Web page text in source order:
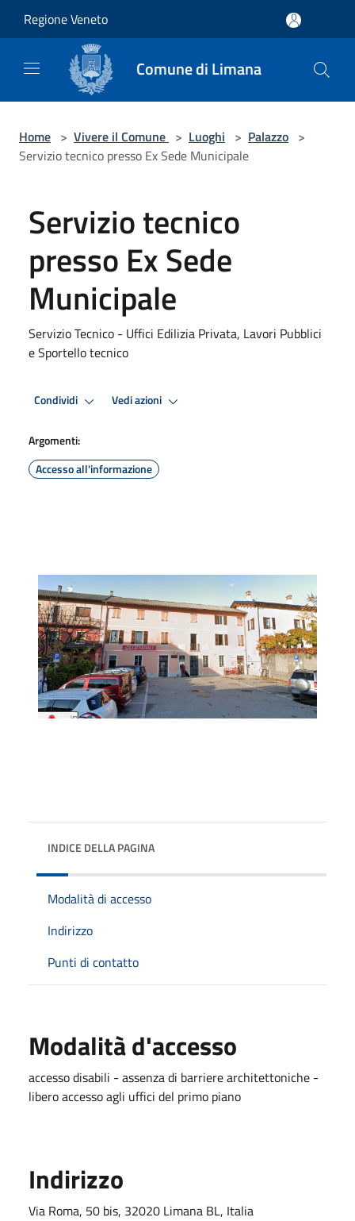
Regione Veneto
Comune di Limana
Home > Vivere il Comune > Luoghi > Palazzo >
Servizio tecnico presso Ex Sede Municipale
Servizio tecnico
presso Ex Sede
Municipale
Servizio Tecnico - Uffici Edilizia Privata, Lavori Pubblici
e Sportello tecnico
Condividi Vedi azioni
Argomenti:
Accesso all'informazione
INDICE DELLA PAGINA
Modalità di accesso
Indirizzo
Punti di contatto
Modalità d'accesso
accesso disabili - assenza di barriere architettoniche -
libero accesso agli uffici del primo piano
Indirizzo
Via Roma, 50 bis, 32020 Limana BL, Italia